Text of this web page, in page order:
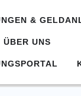
&
Service
ÜBER UNS